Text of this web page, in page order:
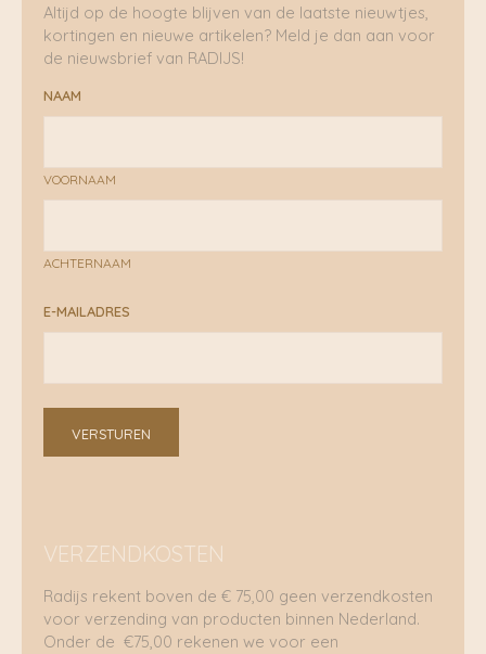
Altijd op de hoogte blijven van de laatste nieuwtjes,
kortingen en nieuwe artikelen? Meld je dan aan voor
de nieuwsbrief van RADIJS!
NAAM
VOORNAAM
ACHTERNAAM
E-MAILADRES
VERSTUREN
VERZENDKOSTEN
Radijs rekent boven de € 75,00 geen verzendkosten
voor verzending van producten binnen Nederland.
Onder de €75,00 rekenen we voor een